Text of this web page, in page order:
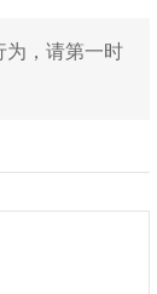
为，请第一时